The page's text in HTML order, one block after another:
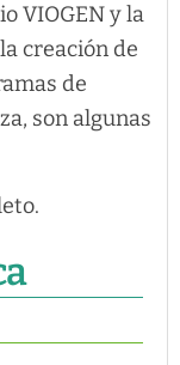
VIOGEN y la
creación de
de
son algunas